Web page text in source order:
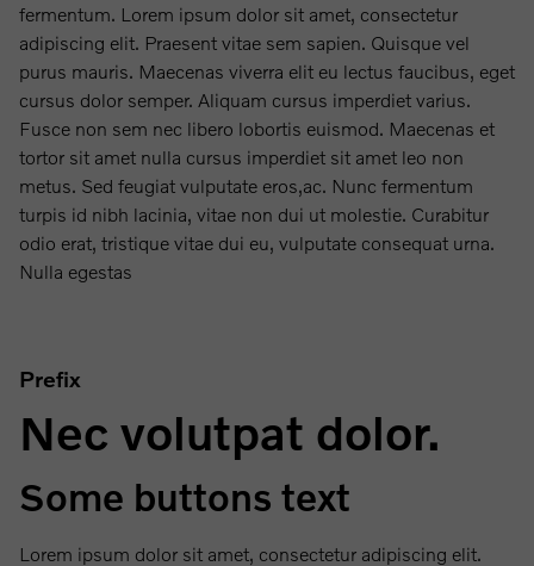
fermentum. Lorem ipsum dolor sit amet, consectetur
adipiscing elit. Praesent vitae sem sapien. Quisque vel
purus mauris. Maecenas viverra elit eu lectus faucibus, eget
cursus dolor semper. Aliquam cursus imperdiet varius.
Fusce non sem nec libero lobortis euismod. Maecenas et
tortor sit amet nulla cursus imperdiet sit amet leo non
metus. Sed feugiat vulputate eros,ac. Nunc fermentum
turpis id nibh lacinia, vitae non dui ut molestie. Curabitur
odio erat, tristique vitae dui eu, vulputate consequat urna.
Nulla egestas
Prefix
Nec volutpat dolor.
Some buttons text
Lorem ipsum dolor sit amet, consectetur adipiscing elit.